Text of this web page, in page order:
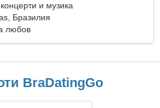
и музика
Бразилия
любов
BraDatingGo